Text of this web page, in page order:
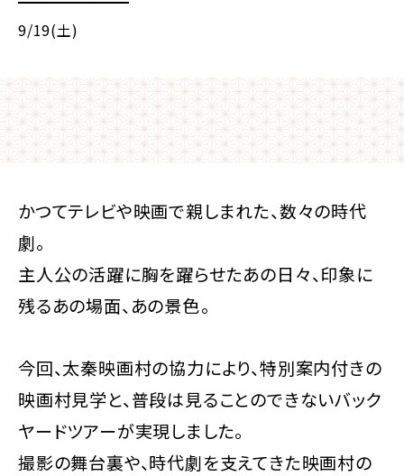
9/19(土)
かつてテレビや映画で親しまれた、数々の時代
劇。
主人公の活躍に胸を躍らせたあの日々、印象に
残るあの場面、あの景色――。
今回、太秦映画村の協力により、特別案内付きの
映画村見学と、普段は見ることのできないバック
ヤードツアーが実現しました。
撮影の舞台裏や、時代劇を支えてきた映画村の